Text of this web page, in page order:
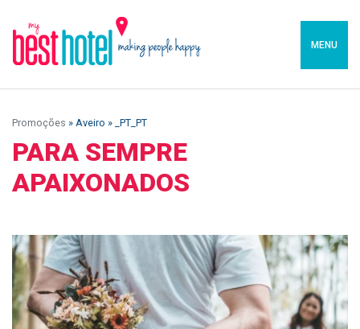
MENU
Promoções » Aveiro » _PT_PT
PARA SEMPRE
APAIXONADOS